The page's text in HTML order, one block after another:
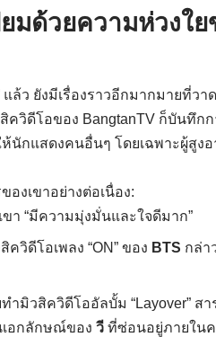
มด้วยความห่วงใ
แล้ว ยังมีเรื่องราวอีกมากมายที่
ควิดีโอของ BangtanTV ก็บันทึก
นักแสดงคนอื่นๆ โดยเฉพาะผู้สูง
งเขาอย่างต่อเนื่อง:
ขา “มีความมุ่งมั่นและใจดีมาก”
วิดีโอเพลง “ON” ของ BTS กล่า
ำมิวสิควิดีโออัลบั้ม “Layover” ส
อกลักษณ์ของ วี ที่ซ่อนอยู่ภายในค